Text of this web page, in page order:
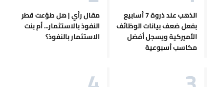
الذهب عند ذروة 7 أسابيع
بفعل ضعف بيانات الوظائف
الأميركية ويسجل أفضل
مكاسب أسبوعية
مقال رأي | هل طوّعت قطر
النفوذ بالاستثمار... أم بنت
الاستثمار بالنفوذ؟